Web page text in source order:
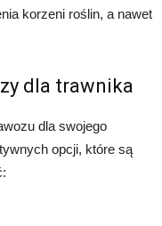
korzeni roślin, a nawet
dla trawnika
dla swojego
opcji, które są